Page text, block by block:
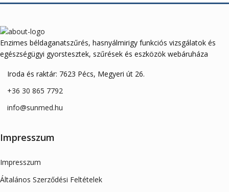
Enzimes béldaganatszűrés, hasnyálmirigy funkciós vizsgálatok és
egészségügyi gyorstesztek, szűrések és eszközök webáruháza
Iroda és raktár: 7623 Pécs, Megyeri út 26.
+36 30 865 7792
info@sunmed.hu
Impresszum
Impresszum
Általános Szerződési Feltételek